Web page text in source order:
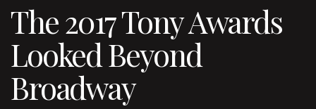
The 2017 Tony Awards
Looked Beyond
Broadway